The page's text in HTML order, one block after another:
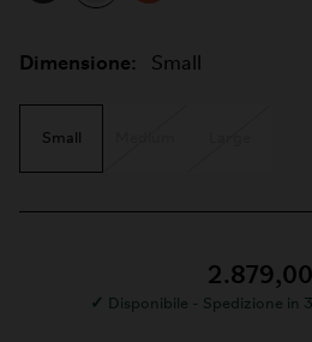
Dimensione: Small
Small
✓ Disponibile - Spedizione in